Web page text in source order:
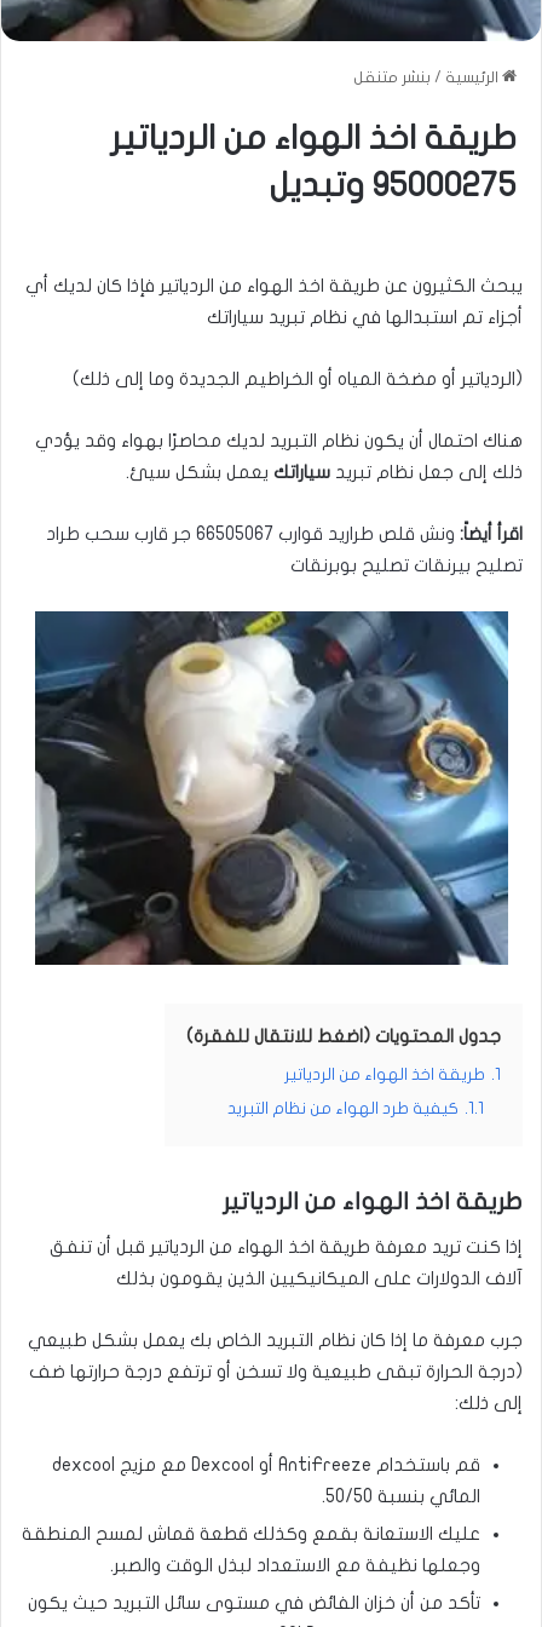
الرئيسية / بنشر متنقل
طريقة اخذ الهواء من الردياتير
95000275 وتبديل
يبحث الكثيرون عن طريقة اخذ الهواء من الردياتير فإذا كان لديك أي
أجزاء تم استبدالها في نظام تبريد سياراتك
(الردياتير أو مضخة المياه أو الخراطيم الجديدة وما إلى ذلك)
هناك احتمال أن يكون نظام التبريد لديك محاصرًا بهواء وقد يؤدي
ذلك إلى جعل نظام تبريد سياراتك يعمل بشكل سيئ.
اقرأ أيضاً:
ونش قلص طراريد قوارب 66505067 جر قارب سحب طراد
تصليح بيرنقات تصليح بوبرنقات
جدول المحتويات (اضغط للانتقال للفقرة)
طريقة اخذ الهواء من الردياتير
1.1.
كيفية طرد الهواء من نظام التبريد
طريقة اخذ الهواء من الردياتير
إذا كنت تريد معرفة طريقة اخذ الهواء من الردياتير قبل أن تنفق
آلاف الدولارات على الميكانيكيين الذين يقومون بذلك
جرب معرفة ما إذا كان نظام التبريد الخاص بك يعمل بشكل طبيعي
(درجة الحرارة تبقى طبيعية ولا تسخن أو ترتفع درجة حرارتها ضف
إلى ذلك:
قم باستخدام AntiFreeze أو Dexcool مع مزيج dexcool
المائي بنسبة 50/50.
عليك الاستعانة بقمع وكذلك قطعة قماش لمسح المنطقة
وجعلها نظيفة مع الاستعداد لبذل الوقت والصبر.
تأكد من أن خزان الفائض في مستوى سائل التبريد حيث يكون